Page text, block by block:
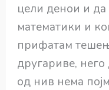
цели денои и
математики и
прифатам
другариве,
од нив нема